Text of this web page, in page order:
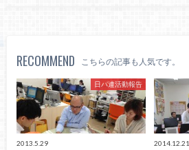
RECOMMEND こちらの記事も人気です。
日パ連活動報告
2013.5.29 2014.12.21